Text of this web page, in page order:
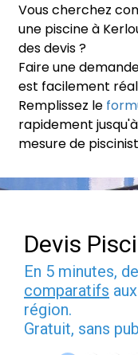
Vous cherchez
une piscine à
des devis ?
Faire une
est facilement
Remplissez le
rapidement
mesure de
Devis
En 5 minutes,
comparatifs aux
région.
Gratuit, sans